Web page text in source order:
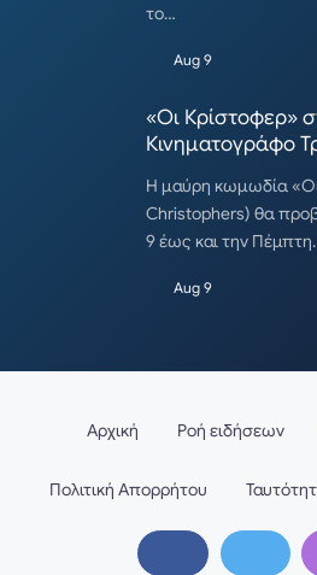
το…
Aug 9
«Οι Κρίστοφερ»
Κινηματογράφο
Η μαύρη κωμωδία
Christophers) θα
9 έως και την
Aug 9
Αρχική Ροή ειδήσεων
Πολιτική Απορρήτου